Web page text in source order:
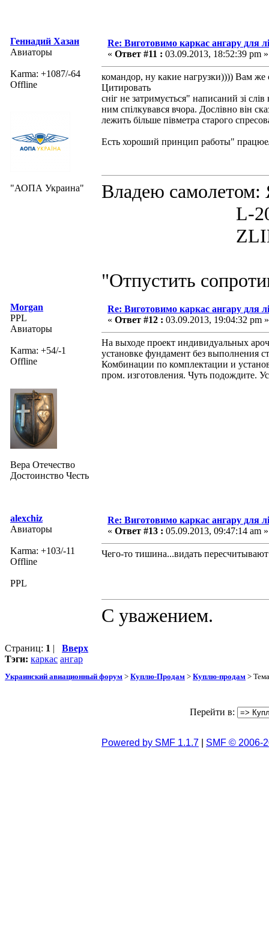
Геннадий Хазан
Авиаторы
Karma: +1087/-64
Offline
"АОПА Украина"
Re: Виготовимо каркас ангару для
« Ответ #11 : 03.09.2013, 18:52:39 pm »
командор, ну какие нагрузки)))) Вам же
Цитировать
сніг не затримується" написаний зі
ним спілкувався вчора. Дослівно він
лежить більше півметра старого
Есть хороший принцип работы"
Владею
L-200D
ZLIN 526
"Отпустить
Morgan
PPL
Авиаторы
Karma: +54/-1
Offline
Вера Отечество
Достоинство Честь
Re: Виготовимо каркас ангару для
« Ответ #12 : 03.09.2013, 19:04:32 pm »
На выходе проект индивидуальных
установке фундамент без выполнения
Комбинации по комплектации и
пром. изготовления. Чуть подождите.
alexchiz
Авиаторы
Karma: +103/-11
Offline
PPL
Re: Виготовимо каркас ангару для
« Ответ #13 : 05.09.2013, 09:47:14 am »
Чего-то тишина...видать
С уважением.
Страниц: 1 | Вверх
Тэги: каркас ангар
Украинский авиационный форум > Куплю-Продам > Куплю-продам >
Перейти в:
Powered by SMF 1.1.7 SMF © 2006-